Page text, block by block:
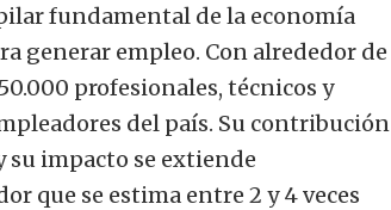
fundamental de la economía
generar empleo. Con alrededor de
profesionales, técnicos y
del país. Su contribución
su impacto se extiende
que se estima entre 2 y 4 veces